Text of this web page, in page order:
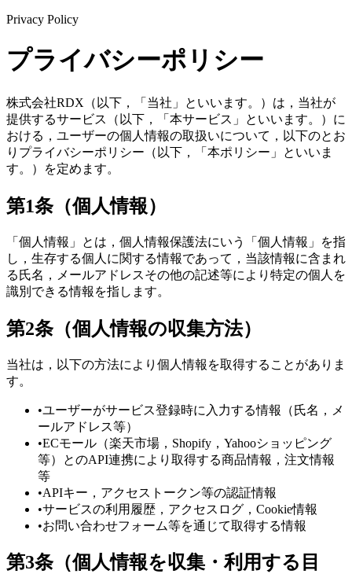
Privacy Policy
プライバシーポリシー
株式会社RDX（以下，「当社」といいます。）は，当社が
提供するサービス（以下，「本サービス」といいます。）に
おける，ユーザーの個人情報の取扱いについて，以下のとお
りプライバシーポリシー（以下，「本ポリシー」といいま
す。）を定めます。
第1条（個人情報）
「個人情報」とは，個人情報保護法にいう「個人情報」を指
し，生存する個人に関する情報であって，当該情報に含まれ
る氏名，メールアドレスその他の記述等により特定の個人を
識別できる情報を指します。
第2条（個人情報の収集方法）
当社は，以下の方法により個人情報を取得することがありま
す。
•ユーザーがサービス登録時に入力する情報（氏名，メ
ールアドレス等）
•ECモール（楽天市場，Shopify，Yahooショッピング
等）とのAPI連携により取得する商品情報，注文情報
等
•APIキー，アクセストークン等の認証情報
•サービスの利用履歴，アクセスログ，Cookie情報
•お問い合わせフォーム等を通じて取得する情報
第3条（個人情報を収集・利用する目